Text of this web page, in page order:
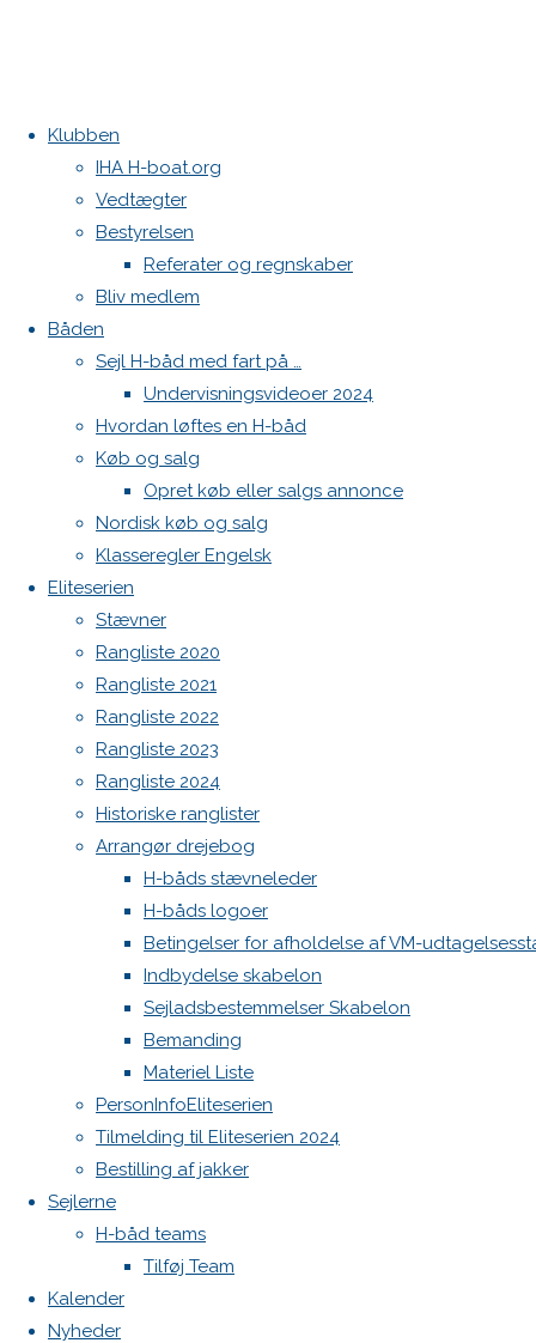
Klubben
IHA H-boat.org
Vedtægter
Bestyrelsen
Referater og regnskaber
Bliv medlem
Båden
Sejl H-båd med fart på …
Undervisningsvideoer 2024
Hvordan løftes en H-båd
Køb og salg
Opret køb eller salgs annonce
Nordisk køb og salg
Klasseregler Engelsk
Eliteserien
Stævner
Rangliste 2020
Rangliste 2021
Rangliste 2022
Rangliste 2023
Rangliste 2024
Historiske ranglister
Arrangør drejebog
H-båds stævneleder
H-båds logoer
Betingelser for afholdelse af VM-
Indbydelse skabelon
Sejladsbestemmelser Skabelon
Bemanding
Materiel Liste
PersonInfoEliteserien
Tilmelding til Eliteserien 2024
Bestilling af jakker
Sejlerne
H-båd teams
Tilføj Team
Kalender
Nyheder
Home
Nyheder
DEN 542 Hyggen
Festugecup 2018
Årets
første
H-
båds
ligastævne
10. april
201810.
april 2018
Nyheder
Årets
første
H-
båds
ligastævne
Kontakt
Danske H-bådssejlere
Klubben: klubben@H-båd.dk
kontakt
Find os på
Seneste på H-båd.dk
4 brugte fokke sælges
Sejl, spilerstrømpe og rullefok-presenning til H-båd:
Høj Jensen fokke til salg
Log ind
WordPress.org
Top